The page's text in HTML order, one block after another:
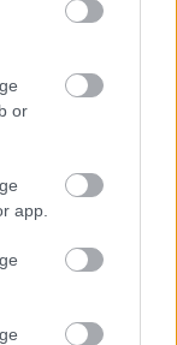
or
app.
legyen szó
-
of Hungary